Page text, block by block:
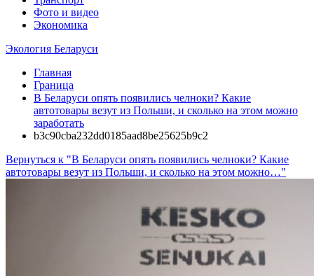
Фото и видео
Экономика
Экология Беларуси
Главная
Граница
В Беларуси опять появились челноки? Какие
автотовары везут из Польши, и сколько на этом можно
заработать
b3c90cba232dd0185aad8be25625b9c2
Вернуться к "В Беларуси опять появились челноки? Какие
автотовары везут из Польши, и сколько на этом можно…"